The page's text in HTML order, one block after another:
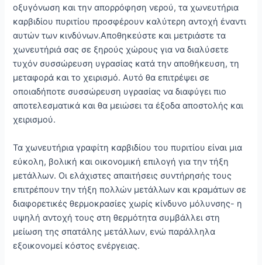
οξυγόνωση και την απορρόφηση νερού, τα χωνευτήρια
καρβιδίου πυριτίου προσφέρουν καλύτερη αντοχή έναντι
αυτών των κινδύνων.Αποθηκεύστε και μετριάστε τα
χωνευτήριά σας σε ξηρούς χώρους για να διαλύσετε
τυχόν συσσώρευση υγρασίας κατά την αποθήκευση, τη
μεταφορά και το χειρισμό. Αυτό θα επιτρέψει σε
οποιαδήποτε συσσώρευση υγρασίας να διαφύγει πιο
αποτελεσματικά και θα μειώσει τα έξοδα αποστολής και
χειρισμού.
Τα χωνευτήρια γραφίτη καρβιδίου του πυριτίου είναι μια
εύκολη, βολική και οικονομική επιλογή για την τήξη
μετάλλων. Οι ελάχιστες απαιτήσεις συντήρησής τους
επιτρέπουν την τήξη πολλών μετάλλων και κραμάτων σε
διαφορετικές θερμοκρασίες χωρίς κίνδυνο μόλυνσης- η
υψηλή αντοχή τους στη θερμότητα συμβάλλει στη
μείωση της σπατάλης μετάλλων, ενώ παράλληλα
εξοικονομεί κόστος ενέργειας.